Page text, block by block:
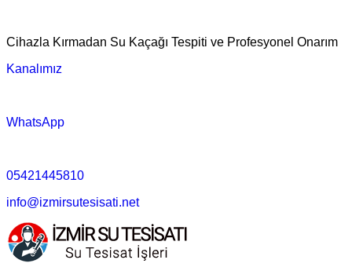
Cihazla Kırmadan Su Kaçağı Tespiti ve Profesyonel Onarım
Kanalımız
WhatsApp
05421445810
info@izmirsutesisati.net